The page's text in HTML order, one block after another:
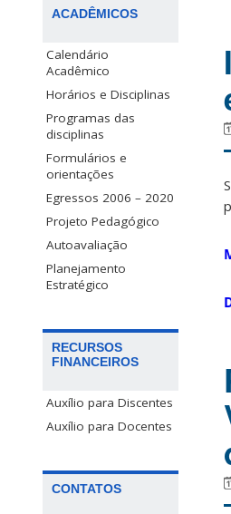
ACADÊMICOS
Calendário
Acadêmico
Horários e Disciplinas
Programas das
disciplinas
Formulários e
orientações
Egressos 2006 – 2020
Projeto Pedagógico
Autoavaliação
Planejamento
Estratégico
RECURSOS
FINANCEIROS
Auxílio para Discentes
Auxílio para Docentes
CONTATOS